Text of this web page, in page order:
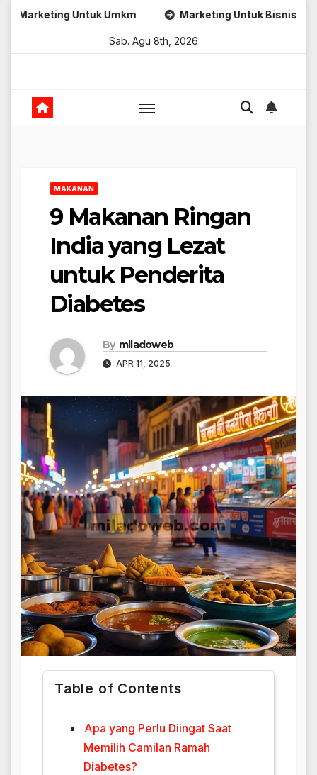
Skip
Umkm Marketing Untuk Bisnis Online
Sab. Agu 8th, 2026
MAKANAN
9 Makanan Ringan
India yang Lezat
untuk Penderita
Diabetes
By miladoweb
APR 11, 2025
Table of Contents
Apa yang Perlu Diingat Saat
Memilih Camilan Ramah
Diabetes?